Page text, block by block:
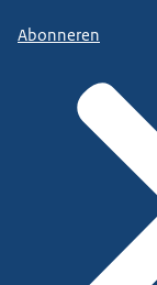
Abonneren